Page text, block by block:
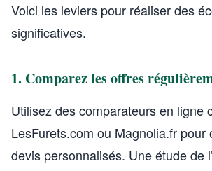
Voici les leviers pour réaliser des
significatives.
1. Comparez les offres
Utilisez des comparateurs en ligne
LesFurets.com ou Magnolia.fr pour
devis personnalisés. Une étude de